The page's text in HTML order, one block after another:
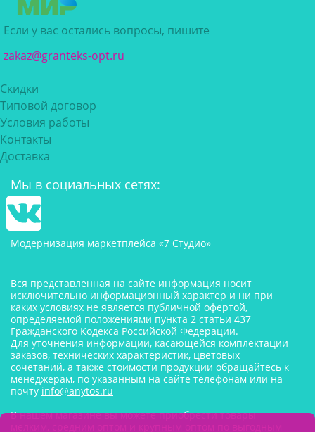
Если у вас остались вопросы, пишите
zakaz@granteks-opt.ru
Скидки
Типовой договор
Условия работы
Контакты
Доставка
Мы в социальных сетях:
Модернизация маркетплейса «7 Студио»
Вся представленная на сайте информация носит
исключительно информационный характер и ни при
каких условиях не является публичной офертой,
определяемой положениями пункта 2 статьи 437
Гражданского Кодекса Российской Федерации.
Для уточнения информации, касающейся комплектации
заказов, технических характеристик, цветовых
сочетаний, а также стоимости продукции обращайтесь к
менеджерам, по указанным на сайте телефонам или на
почту info@anytos.ru
В нашем магазине вы можете приобрести товары